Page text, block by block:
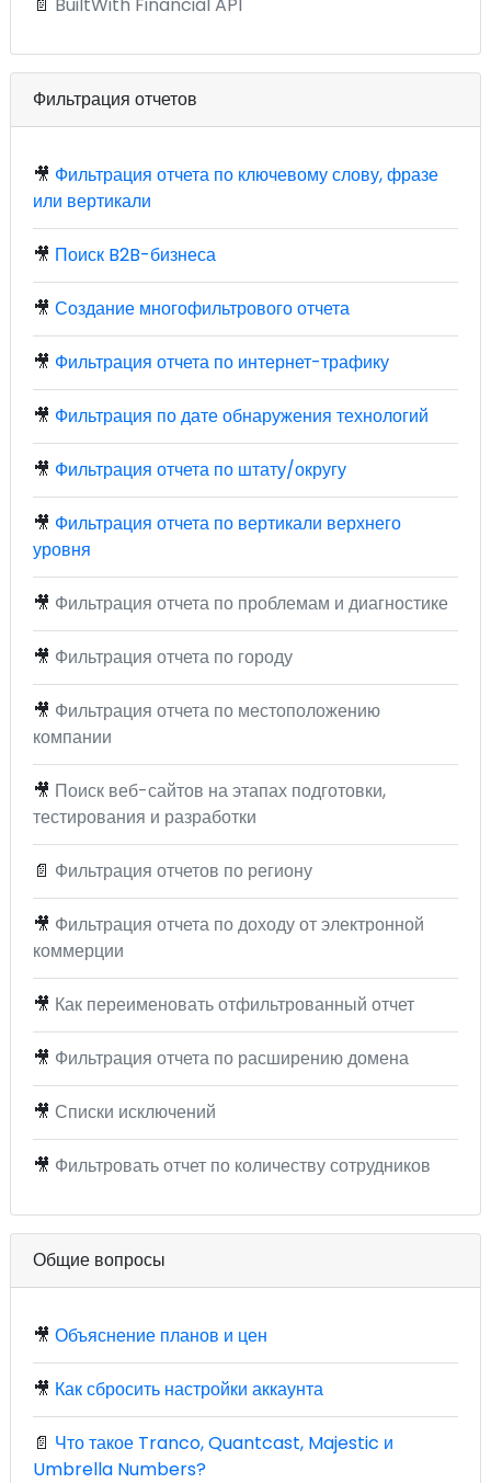
Фильтрация отчетов
🎥 Фильтрация отчета по ключевому слову, фразе
или вертикали
🎥 Поиск B2B-бизнеса
🎥 Создание многофильтрового отчета
🎥 Фильтрация отчета по интернет-трафику
🎥 Фильтрация по дате обнаружения технологий
🎥 Фильтрация отчета по штату/округу
🎥 Фильтрация отчета по вертикали верхнего
уровня
🎥 Фильтрация отчета по проблемам и диагностике
🎥 Фильтрация отчета по городу
🎥 Фильтрация отчета по местоположению
компании
🎥 Поиск веб-сайтов на этапах подготовки,
тестирования и разработки
📄 Фильтрация отчетов по региону
🎥 Фильтрация отчета по доходу от электронной
коммерции
🎥 Как переименовать отфильтрованный отчет
🎥 Фильтрация отчета по расширению домена
🎥 Списки исключений
🎥 Фильтровать отчет по количеству сотрудников
Общие вопросы
🎥 Объяснение планов и цен
🎥 Как сбросить настройки аккаунта
📄 Что такое Tranco, Quantcast, Majestic и
Umbrella Numbers?